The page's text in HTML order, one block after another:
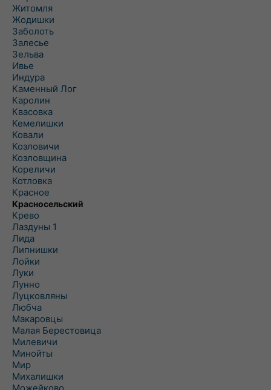
Житомля
Жодишки
Заболоть
Залесье
Зельва
Ивье
Индура
Каменный Лог
Каролин
Квасовка
Кемелишки
Ковали
Козловичи
Козловщина
Кореличи
Котловка
Красное
Красносельский
Крево
Лаздуны 1
Лида
Липнишки
Лойки
Луки
Лунно
Луцковляны
Любча
Макаровцы
Малая Берестовица
Милевичи
Минойты
Мир
Михалишки